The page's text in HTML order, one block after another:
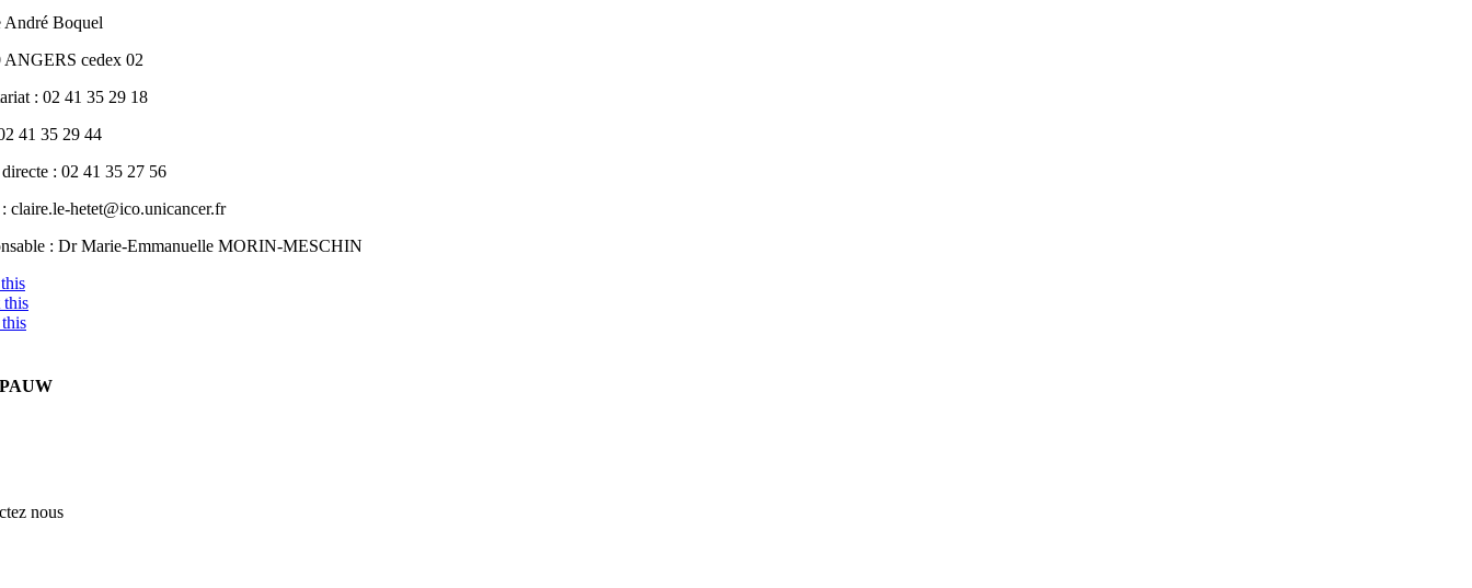
André Boquel
ANGERS cedex 02
: 02 41 35 29 18
41 35 29 44
: 02 41 35 27 56
claire.le-hetet@ico.unicancer.fr
: Dr Marie-Emmanuelle MORIN-MESCHIN
this
nous